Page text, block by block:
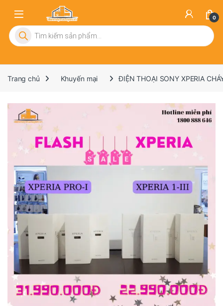
0
Tìm kiếm sản phẩm
Trang chủ Khuyến mại ĐIỆN THOẠI SONY XPERIA